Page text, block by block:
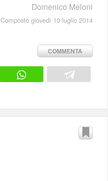
Domenico Meloni
Composto giovedì 10 luglio 2014
COMMENTA